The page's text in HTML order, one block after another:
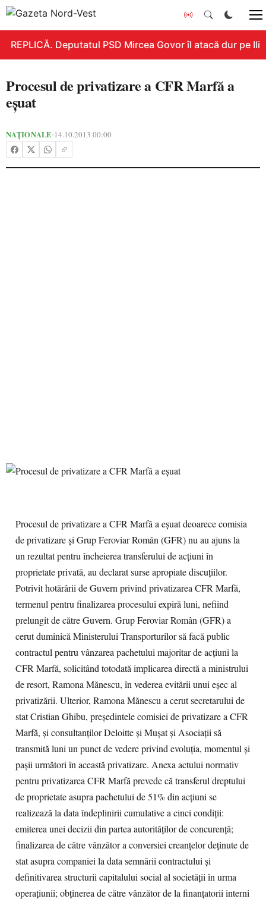
REPLICĂ. Deputatul PSD Mircea Govor îl atacă dur pe
Procesul de privatizare a CFR Marfă a
eşuat
NAȚIONALE•14.10.2013 00:00
Procesul de privatizare a CFR Marfă a eşuat deoarece comisia
de privatizare şi Grup Feroviar Român (GFR) nu au ajuns la
un rezultat pentru încheierea transferului de acţiuni în
proprietate privată, au declarat surse apropiate discuţiilor.
Potrivit hotărârii de Guvern privind privatizarea CFR Marfă,
termenul pentru finalizarea procesului expiră luni, nefiind
prelungit de către Guvern. Grup Feroviar Român (GFR) a
cerut duminică Ministerului Transporturilor să facă public
contractul pentru vânzarea pachetului majoritar de acţiuni la
CFR Marfă, solicitând totodată implicarea directă a ministrului
de resort, Ramona Mănescu, în vederea evitării unui eşec al
privatizării. Ulterior, Ramona Mănescu a cerut secretarului de
stat Cristian Ghibu, preşedintele comisiei de privatizare a CFR
Marfă, şi consultanţilor Deloitte şi Muşat şi Asociaţii să
transmită luni un punct de vedere privind evoluţia, momentul şi
paşii următori în această privatizare. Anexa actului normativ
pentru privatizarea CFR Marfă prevede că transferul dreptului
de proprietate asupra pachetului de 51% din acţiuni se
realizează la data îndeplinirii cumulative a cinci condiţii:
emiterea unei decizii din partea autorităţilor de concurenţă;
finalizarea de către vânzător a conversiei creanţelor deţinute de
stat asupra companiei la data semnării contractului şi
definitivarea structurii capitalului social al societăţii în urma
operaţiunii; obţinerea de către vânzător de la finanţatorii interni